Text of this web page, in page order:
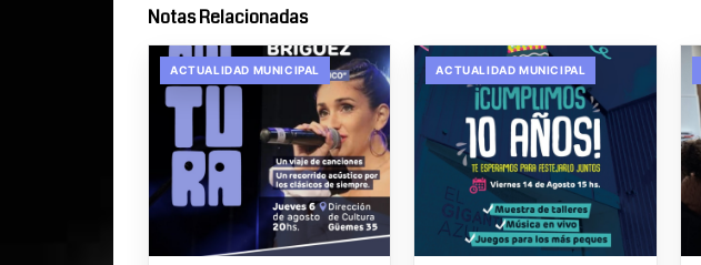
Notas Relacionadas
ACTUALIDAD MUNICIPAL ACTUALIDAD MUNICIPAL